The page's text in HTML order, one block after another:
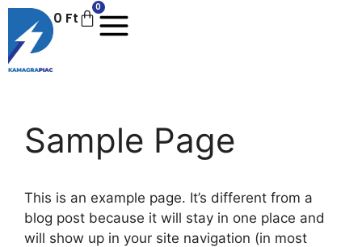
0 Ft
0
Sample Page
This is an example page. It’s different from a
blog post because it will stay in one place and
will show up in your site navigation (in most